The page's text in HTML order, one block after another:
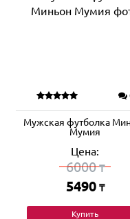
Мужская футболка
Мумия
Цена:
6000₸
5490 ₸
Купить